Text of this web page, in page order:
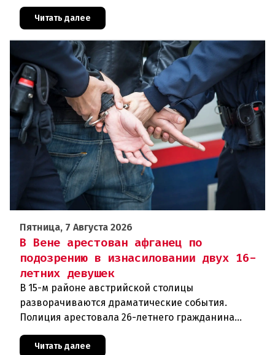
совершил вооружённое нападение на филиал
знаменитого аукционного дома Dorotheu
Читать далее
Пятница, 7 Августа 2026
В Вене арестован афганец по
подозрению в изнасиловании двух 16-
летних девушек
В 15-м районе австрийской столицы
разворачиваются драматические события.
Полиция арестовала 26-летнего гражданина
Афганистана по подозрению в изнасиловании
двух 16-летних девушек.Вызов полиции и задер
Читать далее